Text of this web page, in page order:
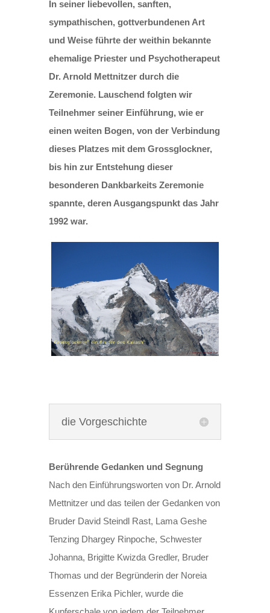
In seiner liebevollen, sanften,
sympathischen, gottverbundenen Art
und Weise führte der weithin bekannte
ehemalige Priester und Psychotherapeut
Dr. Arnold Mettnitzer durch die
Zeremonie. Lauschend folgten wir
Teilnehmer seiner Einführung, wie er
einen weiten Bogen, von der Verbindung
dieses Platzes mit dem Grossglockner,
bis hin zur Entstehung dieser
besonderen Dankbarkeits Zeremonie
spannte, deren Ausgangspunkt das Jahr
1992 war.
die Vorgeschichte
Berührende Gedanken und Segnung
Nach den Einführungsworten von Dr. Arnold
Mettnitzer und das teilen der Gedanken von
Bruder David Steindl Rast, Lama Geshe
Tenzing Dhargey Rinpoche, Schwester
Johanna, Brigitte Kwizda Gredler, Bruder
Thomas und der Begründerin der Noreia
Essenzen Erika Pichler, wurde die